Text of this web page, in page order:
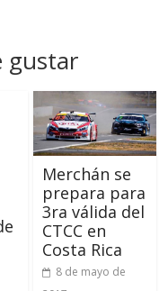
gustar
Merchán se
prepara para
3ra válida del
CTCC en
Costa Rica
8 de mayo de